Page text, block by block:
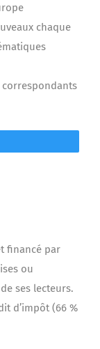
chaque
correspondants
financé par
ou
ses lecteurs.
d’impôt (66 %